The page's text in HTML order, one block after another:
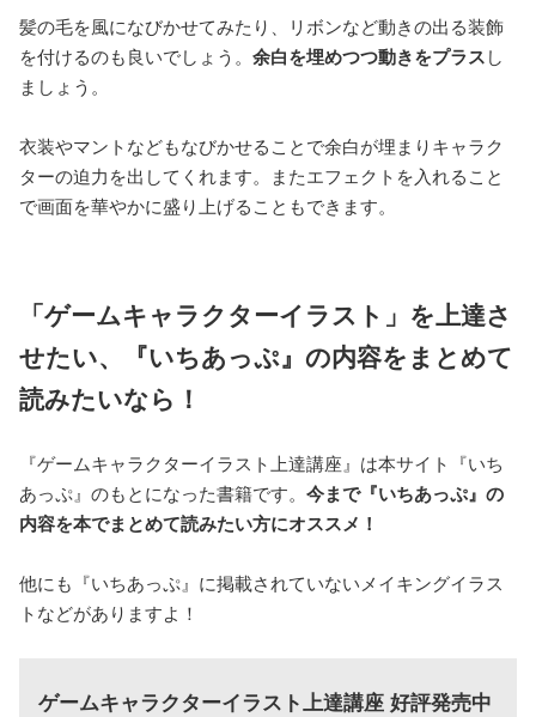
髪の毛を風になびかせてみたり、リボンなど動きの出る装飾
を付けるのも良いでしょう。 余白を埋めつつ動きをプラス し
ましょう。
衣装やマントなどもなびかせることで余白が埋まりキャラク
ターの迫力を出してくれます。またエフェクトを入れること
で画面を華やかに盛り上げることもできます。
「ゲームキャラクターイラスト」を上達さ
せたい、『いちあっぷ』の内容をまとめて
読みたいなら！
『ゲームキャラクターイラスト上達講座』は本サイト『いち
あっぷ』のもとになった書籍です。 今まで『いちあっぷ』の
内容を本でまとめて読みたい方にオススメ！
他にも『いちあっぷ』に掲載されていないメイキングイラス
トなどがありますよ！
ゲームキャラクターイラスト上達講座 好評発売中